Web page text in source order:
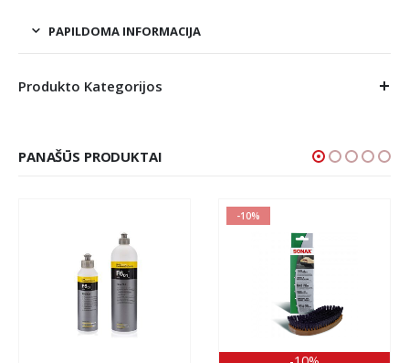
PAPILDOMA INFORMACIJA
Produkto Kategorijos
PANAŠŪS PRODUKTAI
-10%